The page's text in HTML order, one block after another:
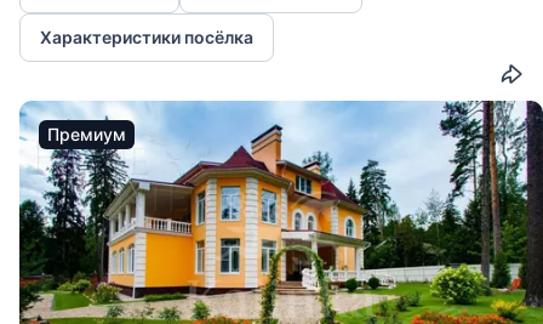
Характеристики посёлка
Премиум